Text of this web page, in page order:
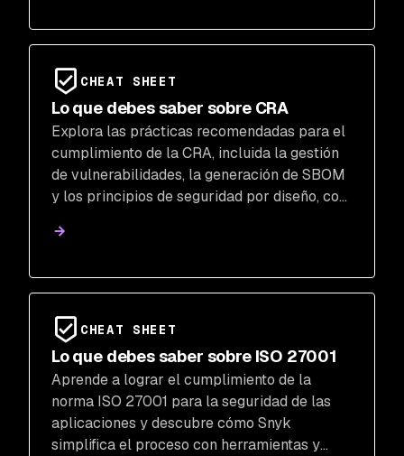
CHEAT SHEET
Lo que debes saber sobre CRA
Explora las prácticas recomendadas para el
cumplimiento de la CRA, incluida la gestión
de vulnerabilidades, la generación de SBOM
y los principios de seguridad por diseño, con
seguridad de aplicaciones de Snyk.
CHEAT SHEET
Lo que debes saber sobre ISO 27001
Aprende a lograr el cumplimiento de la
norma ISO 27001 para la seguridad de las
aplicaciones y descubre cómo Snyk
simplifica el proceso con herramientas y